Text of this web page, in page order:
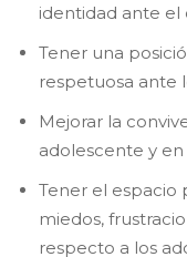
identidad ante el
Tener una
respetuosa ante
Mejorar la
adolescente y
Tener el espacio
miedos,
respecto a los